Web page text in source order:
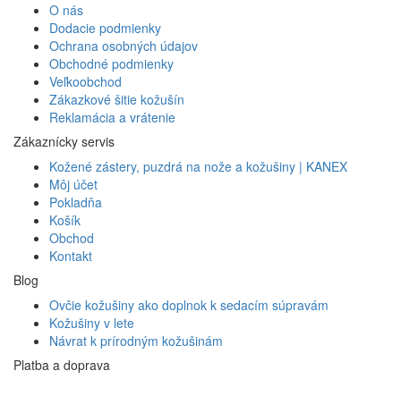
O nás
Dodacie podmienky
Ochrana osobných údajov
Obchodné podmienky
Veľkoobchod
Zákazkové šitie kožušín
Reklamácia a vrátenie
Zákaznícky servis
Kožené zástery, puzdrá na nože a kožušiny | KANEX
Môj účet
Pokladňa
Košík
Obchod
Kontakt
Blog
Ovčie kožušiny ako doplnok k sedacím súpravám
Kožušiny v lete
Návrat k prírodným kožušinám
Platba a doprava